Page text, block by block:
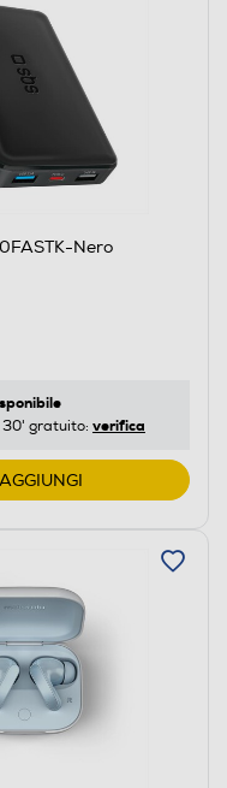
Nero
30' gratuito: verifica
AGGIUNGI